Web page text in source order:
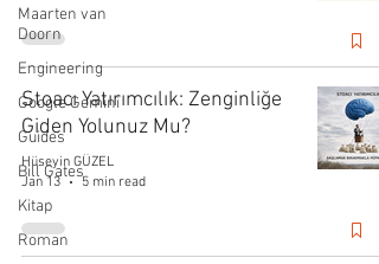
Maarten van
Doorn
Engineering
Google Gemini
Guides
Bill Gates
Kitap
Roman
Stoacı Yatırımcılık: Zenginliğe
Giden Yolunuz Mu?
Hüseyin GÜZEL
Jan 13
5 min read